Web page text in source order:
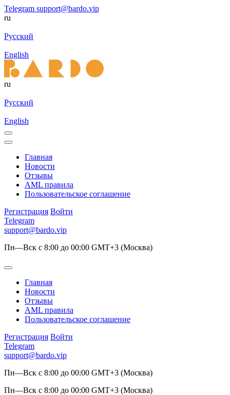
Telegram support@bardo.vip
ru
Русский
English
ru
Русский
English
Главная
Новости
Отзывы
AML правила
Пользовательское соглашение
Регистрация Войти
Telegram
support@bardo.vip
Пн—Вск с 8:00 до 00:00 GMT+3 (Москва)
Главная
Новости
Отзывы
AML правила
Пользовательское соглашение
Регистрация Войти
Telegram
support@bardo.vip
Пн—Вск с 8:00 до 00:00 GMT+3 (Москва)
Пн—Вск с 8:00 до 00:00 GMT+3 (Москва)